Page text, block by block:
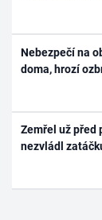
Nebezpečí na
doma, hrozí
Zemřel už před
nezvládl